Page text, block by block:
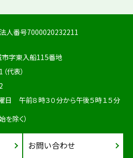
法人番号7000020232211
字東入船115番地
代表）
日 午前８時３０分から午後５時１５分
を除く）
お問い合わせ